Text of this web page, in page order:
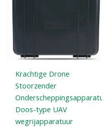
Krachtige Drone
Stoorzender
Onderscheppingsapparatuur
Doos-type UAV
wegrijapparatuur